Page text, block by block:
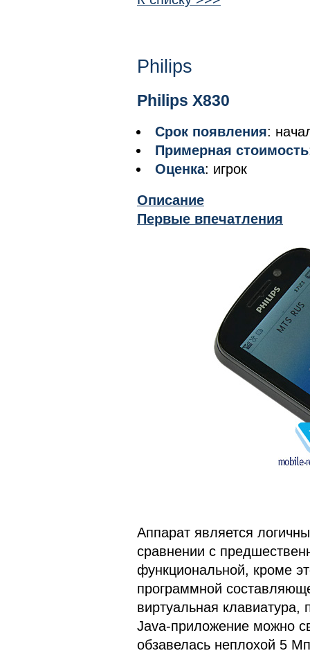
Philips
Philips X830
Срок появления:
Примерная стоимость
Оценка: игрок
Описание
Первые впечатления
Аппарат является
сравнении с
функциональной, кроме
программной
виртуальная
Java-приложение можно
обзавелась неплохой 5